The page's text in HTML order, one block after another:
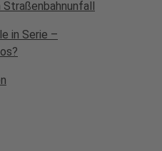
Straßenbahnunfall
in Serie –